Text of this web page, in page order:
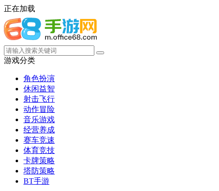
正在加载
游戏分类
角色扮演
休闲益智
射击飞行
动作冒险
音乐游戏
经营养成
赛车竞速
体育竞技
卡牌策略
塔防策略
BT手游